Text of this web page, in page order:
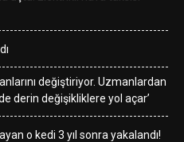
değiştiriyor. Uzmanlardan
derin değişikliklere yol açar’
o kedi 3 yıl sonra yakalandı!